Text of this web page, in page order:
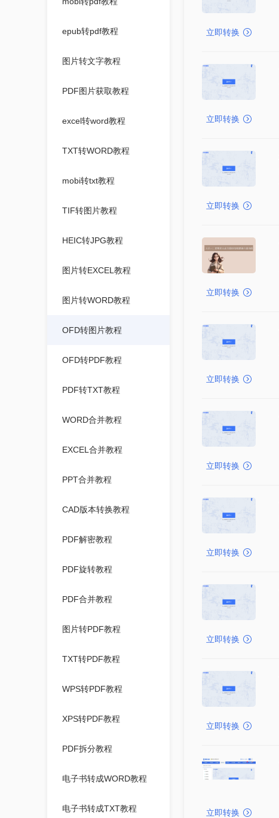
epub转pdf教程
图片转文字教程
PDF图片获取教程
excel转word教程
TXT转WORD教程
mobi转txt教程
TIF转图片教程
HEIC转JPG教程
图片转EXCEL教程
图片转WORD教程
OFD转图片教程
OFD转PDF教程
PDF转TXT教程
WORD合并教程
EXCEL合并教程
PPT合并教程
CAD版本转换教程
PDF解密教程
PDF旋转教程
PDF合并教程
图片转PDF教程
TXT转PDF教程
WPS转PDF教程
XPS转PDF教程
PDF拆分教程
电子书转成WORD教程
电子书转成TXT教程
立即转换
立即转换
立即转换
立即转换
立即转换
立即转换
立即转换
立即转换
立即转换
立即转换